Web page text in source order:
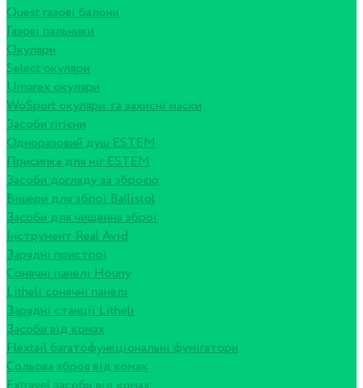
Quest газові балони
Газові пальники
Окуляри
Select окуляри
Umarex окуляри
WoSport окуляри та захисні маски
Засоби гігієни
Одноразовий душ ESTEM
Присипка для ніг ESTEM
Засоби догляду за зброєю
Вішери для зброї Ballistol
Засоби для чищення зброї
Інструмент Real Avid
Зарядні пристрої
Сонячні панелі Houny
Litheli сонячні панелі
Зарядні станції Litheli
Засоби від комах
Flextail багатофункціональні фумігатори
Сольова зброя від комах